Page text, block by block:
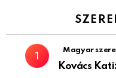
Magyar
Kovács